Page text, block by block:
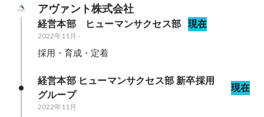
アヴァント株式会社
経営本部　ヒューマンサクセス部 現在
2022年11月 -
採用・育成・定着
経営本部 ヒューマンサクセス部 新卒採用
グループ
現在
2022年11月